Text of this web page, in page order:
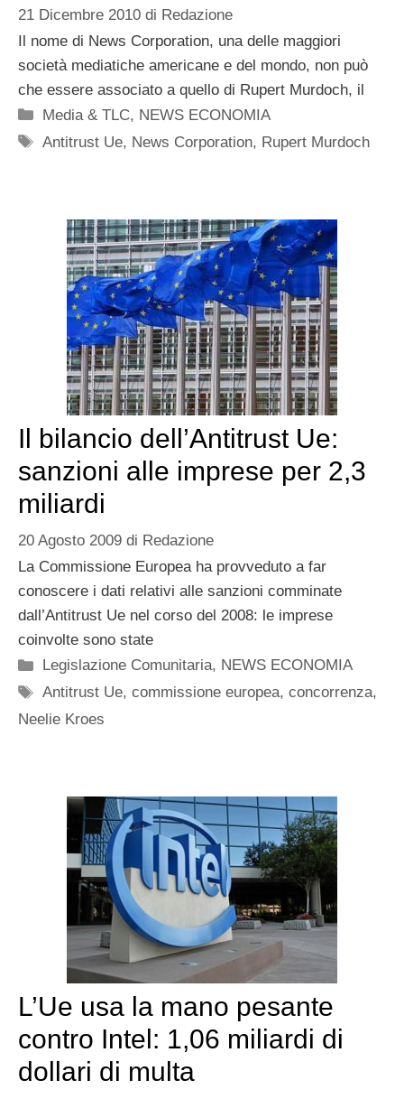
21 Dicembre 2010 di Redazione
Il nome di News Corporation, una delle maggiori
società mediatiche americane e del mondo, non può
che essere associato a quello di Rupert Murdoch, il
Categorie
Media & TLC, NEWS ECONOMIA
Tag
Antitrust Ue, News Corporation, Rupert Murdoch
Il bilancio dell’Antitrust Ue:
sanzioni alle imprese per 2,3
miliardi
20 Agosto 2009 di Redazione
La Commissione Europea ha provveduto a far
conoscere i dati relativi alle sanzioni comminate
dall’Antitrust Ue nel corso del 2008: le imprese
coinvolte sono state
Categorie
Legislazione Comunitaria, NEWS ECONOMIA
Tag
Antitrust Ue,commissione europea,concorrenza,
Neelie Kroes
L’Ue usa la mano pesante
contro Intel: 1,06 miliardi di
dollari di multa